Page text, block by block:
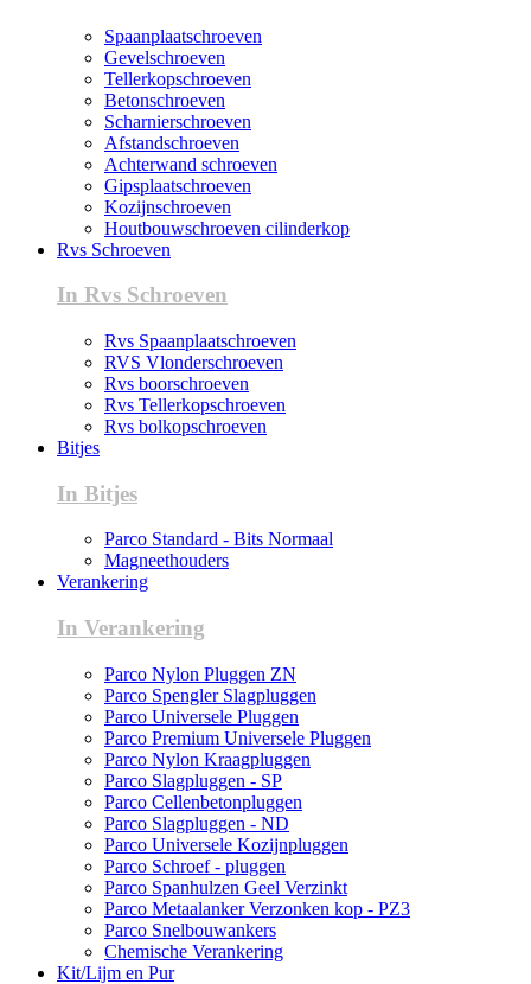
Spaanplaatschroeven
Gevelschroeven
Tellerkopschroeven
Betonschroeven
Scharnierschroeven
Afstandschroeven
Achterwand schroeven
Gipsplaatschroeven
Kozijnschroeven
Houtbouwschroeven cilinderkop
Rvs Schroeven
In Rvs Schroeven
Rvs Spaanplaatschroeven
RVS Vlonderschroeven
Rvs boorschroeven
Rvs Tellerkopschroeven
Rvs bolkopschroeven
Bitjes
In Bitjes
Parco Standard - Bits Normaal
Magneethouders
Verankering
In Verankering
Parco Nylon Pluggen ZN
Parco Spengler Slagpluggen
Parco Universele Pluggen
Parco Premium Universele Pluggen
Parco Nylon Kraagpluggen
Parco Slagpluggen - SP
Parco Cellenbetonpluggen
Parco Slagpluggen - ND
Parco Universele Kozijnpluggen
Parco Schroef - pluggen
Parco Spanhulzen Geel Verzinkt
Parco Metaalanker Verzonken kop - PZ3
Parco Snelbouwankers
Chemische Verankering
Kit/Lijm en Pur